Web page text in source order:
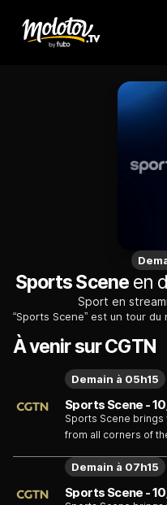
Sports Sceneen
Sport en
À venir sur CGTN
Sports Scene
from all corners of
sports leagues.
Demain à 05h15
Demain à 07h15